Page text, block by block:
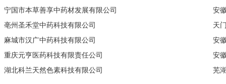
宁国市本草善享中药材发展有限公司
亳州圣禾堂中药科技有限公司
麻城市汉广中药科技有限公司
重庆元亨医药科技有限责任公司
湖北科兰天然色素科技有限公司
安
天
安
安
芜